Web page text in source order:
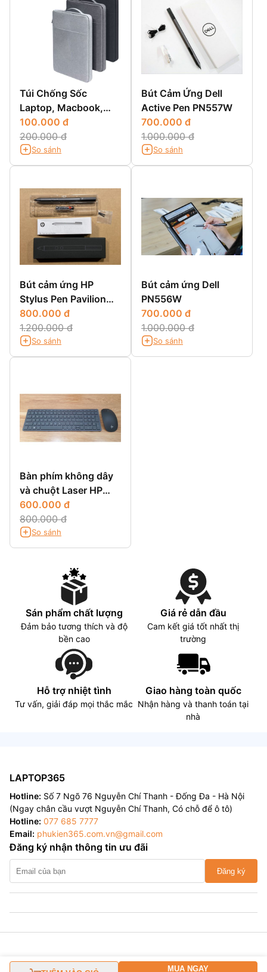
Túi Chống Sốc
Laptop, Macbook,
Surface 12 inch, 13
inch, 14 inch, 15 inch
Chống Nước, Lót Nỉ
100.000 đ
200.000 đ
So sánh
Bút Cảm Ứng Dell
Active Pen PN557W
700.000 đ
1.000.000 đ
So sánh
Bút cảm ứng HP
Stylus Pen Pavilion
X360 | ENVY X360 |
Spectre X360
800.000 đ
1.200.000 đ
So sánh
Bút cảm ứng Dell
PN556W
700.000 đ
1.000.000 đ
So sánh
Bàn phím không dây
và chuột Laser HP
Envy
600.000 đ
800.000 đ
So sánh
Sán phẩm chất lượng
Đảm bảo tương thích và độ
bền cao
Giá rẻ dẫn đầu
Cam kết giá tốt nhất thị
trường
Hỗ trợ nhiệt tình
Tư vấn, giải đáp mọi thắc mắc
Giao hàng toàn quốc
Nhận hàng và thanh toán tại
nhà
LAPTOP365
Hotline: Số 7 Ngõ 76 Nguyễn Chí Thanh - Đống Đa - Hà Nội
(Ngay chân cầu vượt Nguyễn Chí Thanh, Có chỗ để ô tô)
Hotline: 077 685 7777
Email: phukien365.com.vn@gmail.com
Đăng ký nhận thông tin ưu đãi
Đăng ký
MUA NGAY